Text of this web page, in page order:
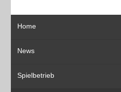
Home
News
Spielbetrieb